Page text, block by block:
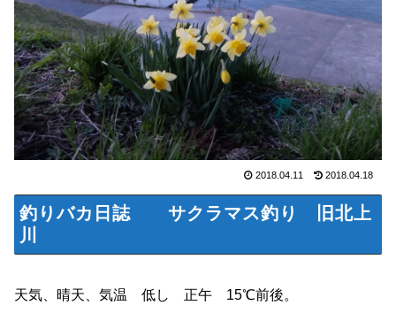
2018.04.11 2018.04.18
釣りバカ日誌 サクラマス釣り 旧北上
川
天気、晴天、気温 低し 正午 15℃前後。